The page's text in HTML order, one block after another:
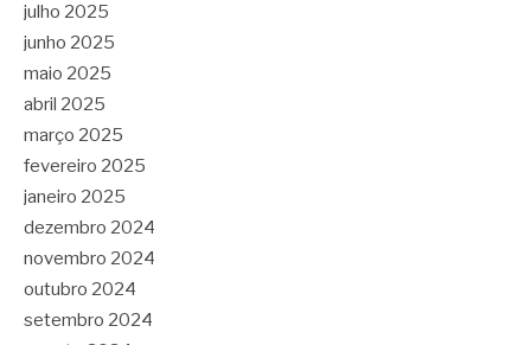
julho 2025
junho 2025
maio 2025
abril 2025
março 2025
fevereiro 2025
janeiro 2025
dezembro 2024
novembro 2024
outubro 2024
setembro 2024